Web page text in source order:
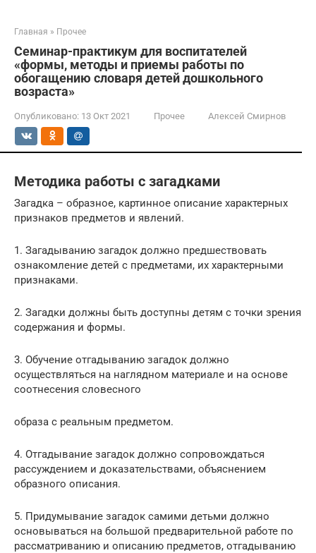
Главная » Прочее
Семинар-практикум для воспитателей
«формы, методы и приемы работы по
обогащению словаря детей дошкольного
возраста»
Опубликовано: 13 Окт 2021 Прочее Алексей Смирнов
Методика работы с загадками
Загадка – образное, картинное описание характерных
признаков предметов и явлений.
1. Загадыванию загадок должно предшествовать
ознакомление детей с предметами, их характерными
признаками.
2. Загадки должны быть доступны детям с точки зрения
содержания и формы.
3. Обучение отгадыванию загадок должно
осуществляться на наглядном материале и на основе
соотнесения словесного
образа с реальным предметом.
4. Отгадывание загадок должно сопровождаться
рассуждением и доказательствами, объяснением
образного описания.
5. Придумывание загадок самими детьми должно
основываться на большой предварительной работе по
рассматриванию и описанию предметов, отгадыванию